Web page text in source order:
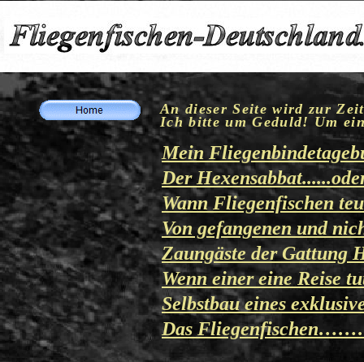
An dieser Seite wird zur
Ich bitte um Geduld! Um
Mein
Der Hexensabbat
Wann Fliegenfischen
Von gefangenen und
Zaungäste der Gattung
Wenn einer eine Reise
Selbstbau eines
Das